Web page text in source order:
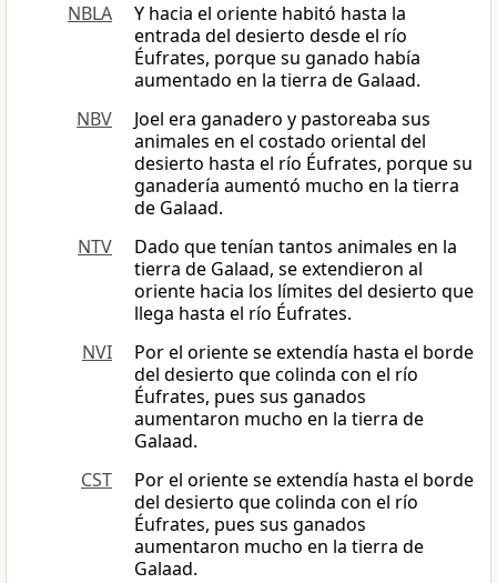
NBLA
Y hacia el oriente habitó hasta la
entrada del desierto desde el río
Éufrates, porque su ganado había
aumentado en la tierra de Galaad.
NBV
Joel era ganadero y pastoreaba sus
animales en el costado oriental del
desierto hasta el río Éufrates, porque su
ganadería aumentó mucho en la tierra
de Galaad.
NTV
Dado que tenían tantos animales en la
tierra de Galaad, se extendieron al
oriente hacia los límites del desierto que
llega hasta el río Éufrates.
NVI
Por el oriente se extendía hasta el borde
del desierto que colinda con el río
Éufrates, pues sus ganados
aumentaron mucho en la tierra de
Galaad.
CST
Por el oriente se extendía hasta el borde
del desierto que colinda con el río
Éufrates, pues sus ganados
aumentaron mucho en la tierra de
Galaad.